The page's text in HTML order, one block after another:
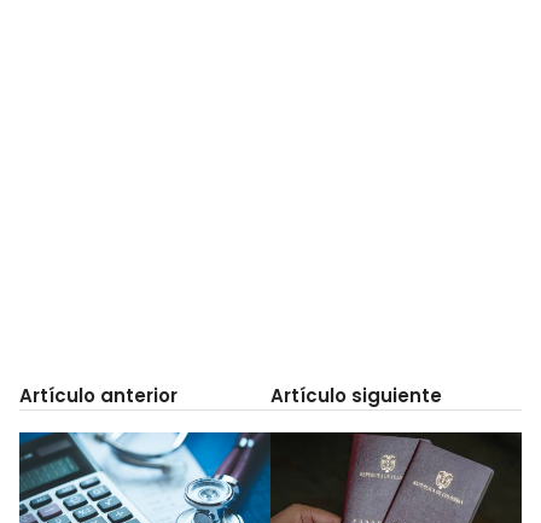
Artículo anterior Artículo siguiente